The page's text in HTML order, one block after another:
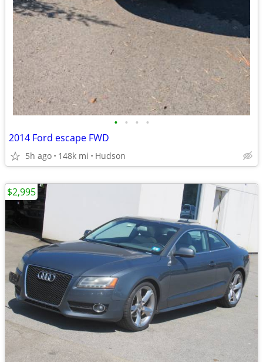
• • • •
2014 Ford escape FWD
5h ago 148k mi Hudson
$2,995